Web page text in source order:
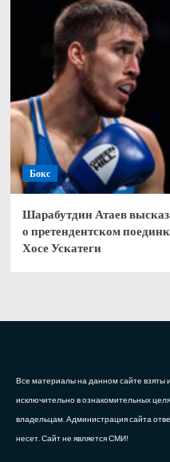
Бокс
Шарабутдин Атаев
о претендентском
Хосе Ускатеги
Все материалы на данном сайте взяты
исключительно в ознакомительных
владельцам. Администрация сайта
несет. Сайт не является СМИ!